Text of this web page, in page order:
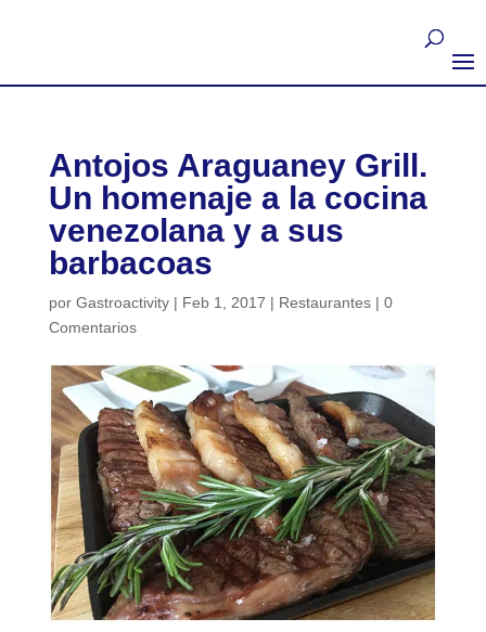
Antojos Araguaney Grill.
Un homenaje a la cocina
venezolana y a sus
barbacoas
por Gastroactivity| Feb 1, 2017 | Restaurantes| 0
Comentarios